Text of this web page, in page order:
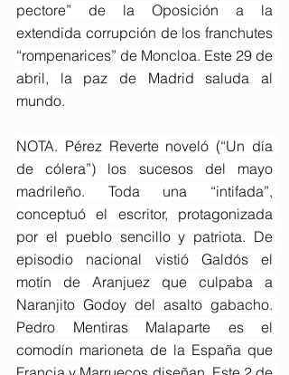
pectore” de la Oposición a la
extendida corrupción de los franchutes
“rompenarices” de Moncloa. Este 29 de
abril, la paz de Madrid saluda al
mundo.
NOTA. Pérez Reverte noveló (“Un día
de cólera”) los sucesos del mayo
madrileño. Toda una “intifada”,
conceptuó el escritor, protagonizada
por el pueblo sencillo y patriota. De
episodio nacional vistió Galdós el
motín de Aranjuez que culpaba a
Naranjito Godoy del asalto gabacho.
Pedro Mentiras Malaparte es el
comodín marioneta de la España que